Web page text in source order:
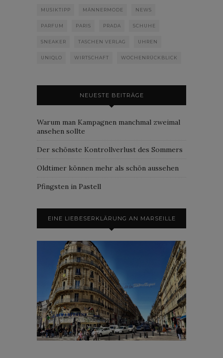
MUSIKTIPP MÄNNERMODE NEWS
PARFUM PARIS PRADA SCHUHE
SNEAKER TASCHEN VERLAG UHREN
UNIQLO WIRTSCHAFT WOCHENRÜCKBLICK
NEUESTE BEITRÄGE
Warum man Kampagnen manchmal zweimal
ansehen sollte
Der schönste Kontrollverlust des Sommers
Oldtimer können mehr als schön aussehen
Pfingsten in Pastell
EINE LIEBESERKLÄRUNG AN MARSEILLE